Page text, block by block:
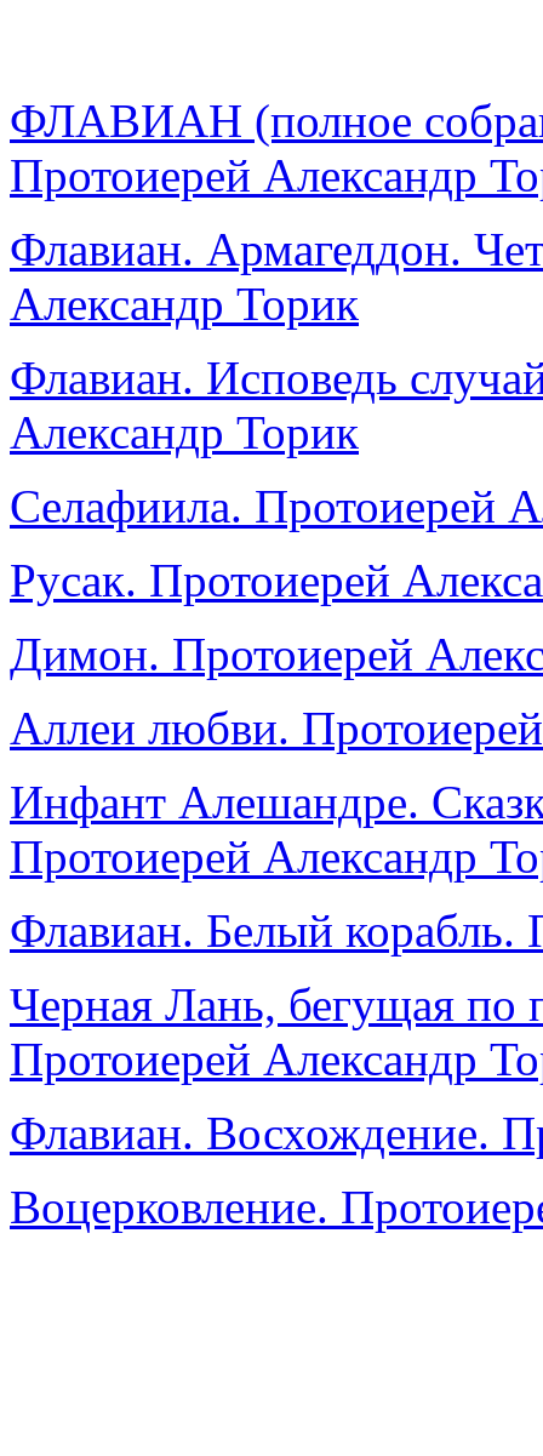
ФЛАВИАН (полное
Протоиерей Александр
Флавиан. Армагеддон.
Александр Торик
Флавиан. Исповедь
Александр Торик
Селафиила. Протоиерей
Русак. Протоиерей
Димон. Протоиерей
Аллеи любви.
Инфант Алешандре.
Протоиерей Александр
Флавиан. Белый корабль.
Черная Лань, бегущая по
Протоиерей Александр
Флавиан. Восхождение.
Воцерковление.